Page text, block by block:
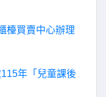
檯買賣中心辦理
年「兒童課後